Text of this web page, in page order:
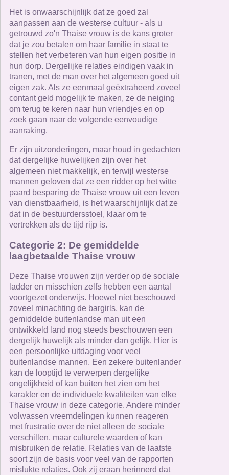
Het is onwaarschijnlijk dat ze goed zal
aanpassen aan de westerse cultuur - als u
getrouwd zo'n Thaise vrouw is de kans groter
dat je zou betalen om haar familie in staat te
stellen het verbeteren van hun eigen positie in
hun dorp. Dergelijke relaties eindigen vaak in
tranen, met de man over het algemeen goed uit
eigen zak. Als ze eenmaal geëxtraheerd zoveel
contant geld mogelijk te maken, ze de neiging
om terug te keren naar hun vriendjes en op
zoek gaan naar de volgende eenvoudige
aanraking.
Er zijn uitzonderingen, maar houd in gedachten
dat dergelijke huwelijken zijn over het
algemeen niet makkelijk, en terwijl westerse
mannen geloven dat ze een ridder op het witte
paard besparing de Thaise vrouw uit een leven
van dienstbaarheid, is het waarschijnlijk dat ze
dat in de bestuurdersstoel, klaar om te
vertrekken als de tijd rijp is.
Categorie 2: De gemiddelde
laagbetaalde Thaise vrouw
Deze Thaise vrouwen zijn verder op de sociale
ladder en misschien zelfs hebben een aantal
voortgezet onderwijs. Hoewel niet beschouwd
zoveel minachting de bargirls, kan de
gemiddelde buitenlandse man uit een
ontwikkeld land nog steeds beschouwen een
dergelijk huwelijk als minder dan gelijk. Hier is
een persoonlijke uitdaging voor veel
buitenlandse mannen. Een zekere buitenlander
kan de looptijd te verwerpen dergelijke
ongelijkheid of kan buiten het zien om het
karakter en de individuele kwaliteiten van elke
Thaise vrouw in deze categorie. Andere minder
volwassen vreemdelingen kunnen reageren
met frustratie over de niet alleen de sociale
verschillen, maar culturele waarden of kan
misbruiken de relatie. Relaties van de laatste
soort zijn de basis voor veel van de rapporten
mislukte relaties. Ook zij eraan herinnerd dat